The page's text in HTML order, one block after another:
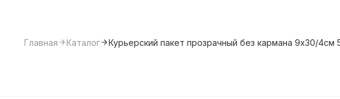
Главная Каталог Курьерский пакет прозрачный без кармана 9х30/4см